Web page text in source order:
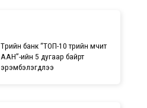
Төрийн банк “ТОП-10 төрийн өмчит
ААН”-ийн 5 дугаар байрт
эрэмбэлэгдлээ